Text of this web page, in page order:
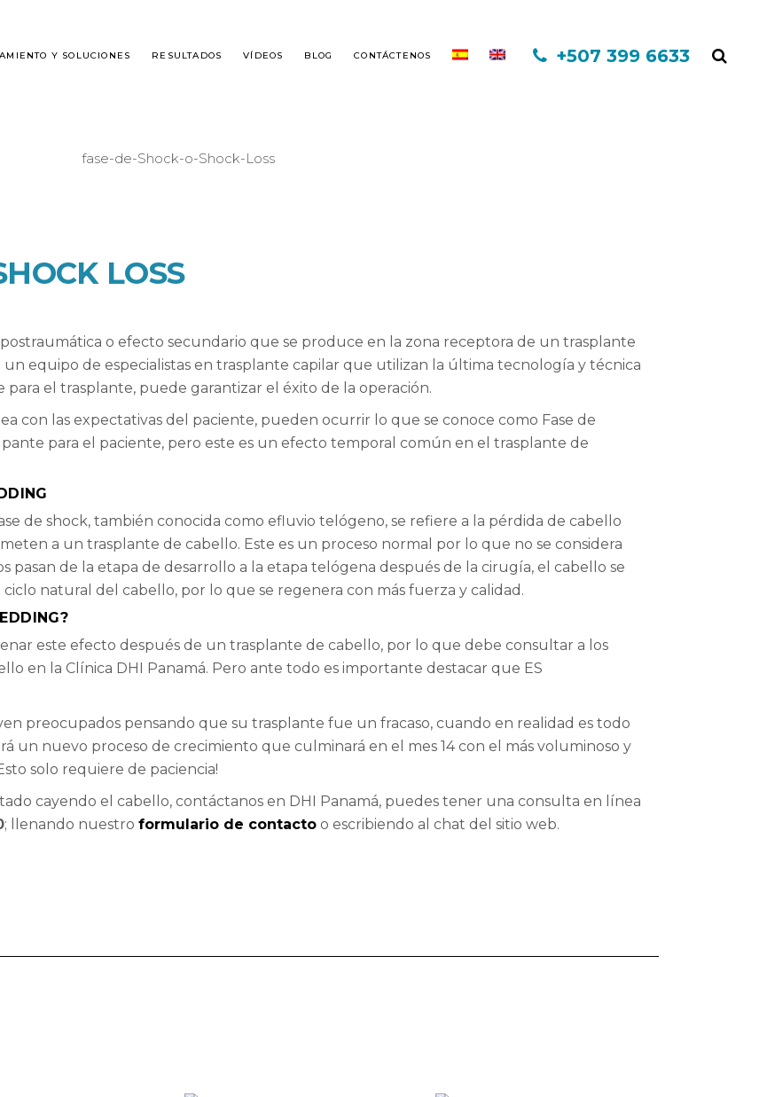
Y SOLUCIONES
FRECUENTES
PLASMA RICO EN PLAQUETAS
TERAPIA INFORED
RESULTADOS VÍDEOS BLOG CONTÁCTENOS +507 399 6633
LOSS
postraumática o efecto secundario que se produce en la zona receptora de un trasplante
un equipo de especialistas en trasplante capilar que utilizan la última tecnología y técnica
el trasplante, puede garantizar el éxito de la operación.
con las expectativas del paciente, pueden ocurrir lo que se conoce como Fase de
para el paciente, pero este es un efecto temporal común en el trasplante de
de shock, también conocida como efluvio telógeno, se refiere a la pérdida de cabello
a un trasplante de cabello. Este es un proceso normal por lo que no se considera
pasan de la etapa de desarrollo a la etapa telógena después de la cirugía, el cabello se
natural del cabello, por lo que se regenera con más fuerza y ​​calidad.
este efecto después de un trasplante de cabello, por lo que debe consultar a los
en la Clínica DHI Panamá. Pero ante todo es importante destacar que ES
preocupados pensando que su trasplante fue un fracaso, cuando en realidad es todo
un nuevo proceso de crecimiento que culminará en el mes 14 con el más voluminoso y
solo requiere de paciencia!
cayendo el cabello, contáctanos en DHI Panamá, puedes tener una consulta en línea
; llenando nuestro formulario de contacto o escribiendo al chat del sitio web.